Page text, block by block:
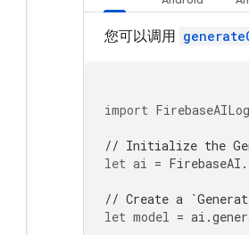
您可以调用
import
// Initialize the
let ai = FirebaseAI .
// Create a
let model = ai .